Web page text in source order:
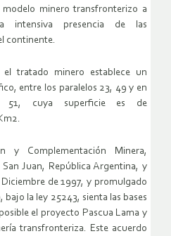
minero transfronterizo a
intensiva presencia de las
continente.
tratado minero establece un
entre los paralelos 23, 49 y en
51, cuya superficie es de
y Complementación Minera,
Juan, República Argentina, y
de 1997, y promulgado
la ley 25243, sienta las bases
el proyecto Pascua Lama y
transfronteriza. Este acuerdo